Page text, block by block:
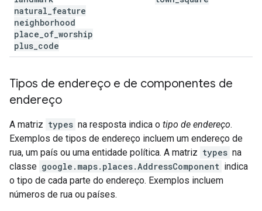
natural feature
neighborhood
place of worship
plus code
Tipos de endereço e de componentes de
endereço
A matriz types na resposta indica o tipo de endereço.
Exemplos de tipos de endereço incluem um endereço de
rua, um país ou uma entidade política. A matriz types na
classe google.maps.places.AddressComponent indica
o tipo de cada parte do endereço. Exemplos incluem
números de rua ou países.